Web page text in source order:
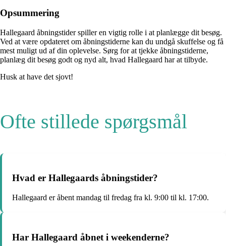
Opsummering
Hallegaard åbningstider spiller en vigtig rolle i at planlægge dit besøg.
Ved at være opdateret om åbningstiderne kan du undgå skuffelse og få
mest muligt ud af din oplevelse. Sørg for at tjekke åbningstiderne,
planlæg dit besøg godt og nyd alt, hvad Hallegaard har at tilbyde.
Husk at have det sjovt!
Ofte stillede spørgsmål
Hvad er Hallegaards åbningstider?
Hallegaard er åbent mandag til fredag fra kl. 9:00 til kl. 17:00.
Har Hallegaard åbnet i weekenderne?